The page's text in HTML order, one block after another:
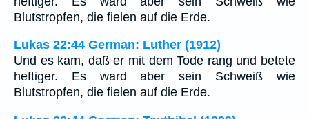
Blutstropfen, die fielen auf die Erde.
Lukas 22:44 German: Luther (1912)
Und es kam, daß er mit dem Tode rang und betete
heftiger. Es ward aber sein Schweiß wie
Blutstropfen, die fielen auf die Erde.